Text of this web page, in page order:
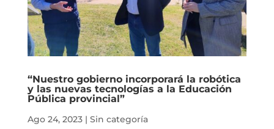
“Nuestro gobierno incorporará la robótica
y las nuevas tecnologías a la Educación
Pública provincial”
Ago 24, 2023| Sin categoría